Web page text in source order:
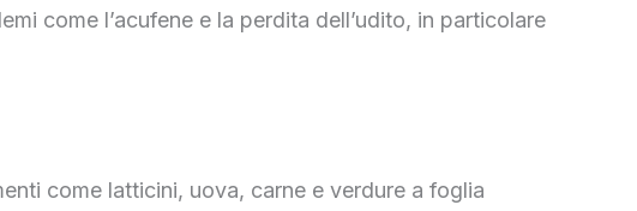
come l’acufene e la perdita dell’udito, in particolare
come latticini, uova, carne e verdure a foglia